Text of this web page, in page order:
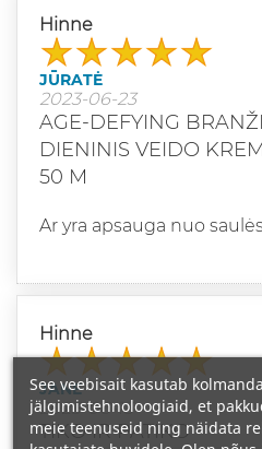
Hinne
JŪRATĖ
2023-06-23
AGE-DEFYING
DIENINIS VEIDO
50 M
Ar yra apsauga nuo saulės
Hinne
JANE
2023-06-13
TIKO IR PATIKO
See veebisait kasutab
jälgimistehnoloogiaid, et
meie teenuseid ning näidata